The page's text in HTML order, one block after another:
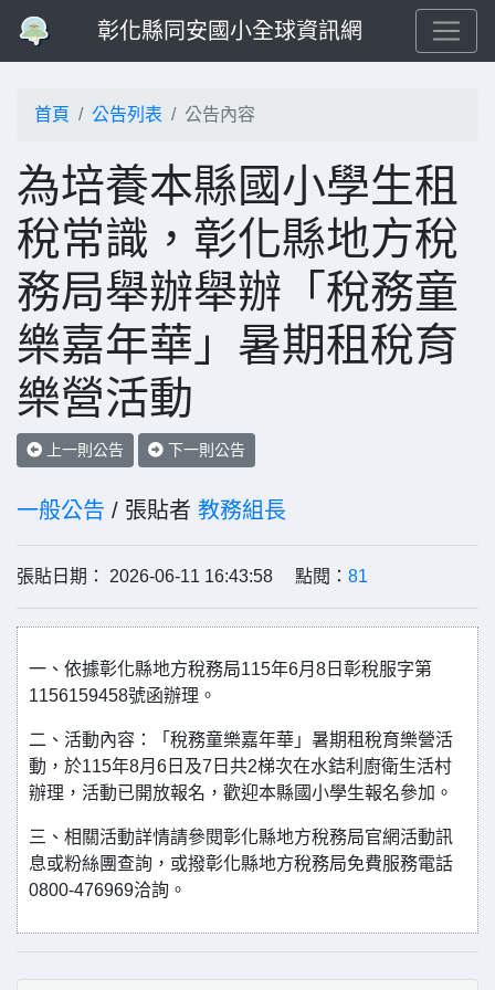
彰化縣同安國小全球資訊網
首頁 公告列表 公告內容
為培養本縣國小學生租
稅常識，彰化縣地方稅
務局舉辦舉辦「稅務童
樂嘉年華」暑期租稅育
樂營活動
上一則公告 下一則公告
一般公告 / 張貼者 教務組長
張貼日期： 2026-06-11 16:43:58 點閱： 81
一、依據彰化縣地方稅務局115年6月8日彰稅服字第
1156159458號函辦理。
二、活動內容：「稅務童樂嘉年華」暑期租稅育樂營活
動，於115年8月6日及7日共2梯次在水銡利廚衛生活村
辦理，活動已開放報名，歡迎本縣國小學生報名參加。
三、相關活動詳情請參閱彰化縣地方稅務局官網活動訊
息或粉絲團查詢，或撥彰化縣地方稅務局免費服務電話
0800-476969洽詢。